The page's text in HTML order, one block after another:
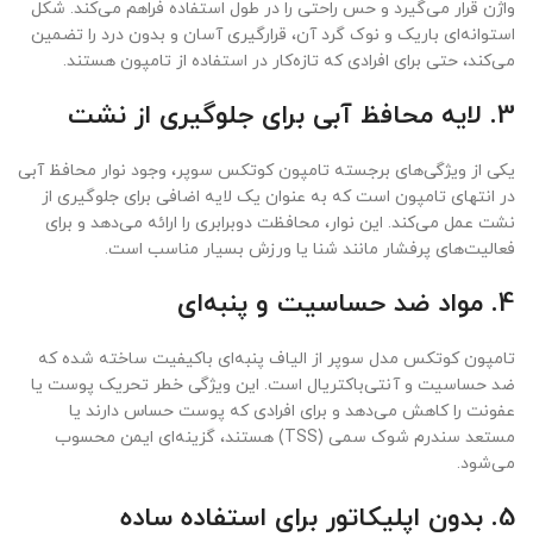
واژن قرار می‌گیرد و حس راحتی را در طول استفاده فراهم می‌کند. شکل
استوانه‌ای باریک و نوک گرد آن، قرارگیری آسان و بدون درد را تضمین
می‌کند، حتی برای افرادی که تازه‌کار در استفاده از تامپون هستند.
3. لایه محافظ آبی برای جلوگیری از نشت
یکی از ویژگی‌های برجسته تامپون کوتکس سوپر، وجود نوار محافظ آبی
در انتهای تامپون است که به عنوان یک لایه اضافی برای جلوگیری از
نشت عمل می‌کند. این نوار، محافظت دوبرابری را ارائه می‌دهد و برای
فعالیت‌های پرفشار مانند شنا یا ورزش بسیار مناسب است.
4. مواد ضد حساسیت و پنبه‌ای
تامپون کوتکس مدل سوپر از الیاف پنبه‌ای باکیفیت ساخته شده که
ضد حساسیت و آنتی‌باکتریال است. این ویژگی خطر تحریک پوست یا
عفونت را کاهش می‌دهد و برای افرادی که پوست حساس دارند یا
مستعد سندرم شوک سمی (TSS) هستند، گزینه‌ای ایمن محسوب
می‌شود.
5. بدون اپلیکاتور برای استفاده ساده